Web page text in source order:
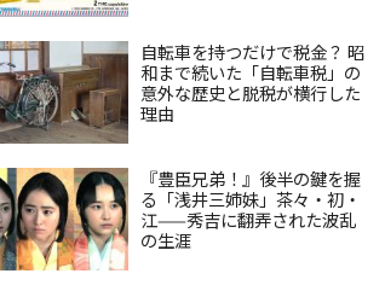
自転車を持つだけで税金？ 昭
和まで続いた「自転車税」の
意外な歴史と脱税が横行した
理由
『豊臣兄弟！』後半の鍵を握
る「浅井三姉妹」茶々・初・
江——秀吉に翻弄された波乱
の生涯